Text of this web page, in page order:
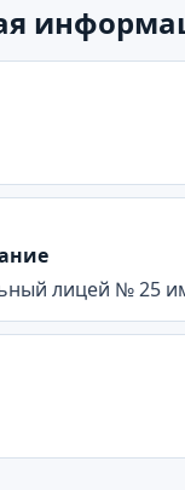
лицей № 25